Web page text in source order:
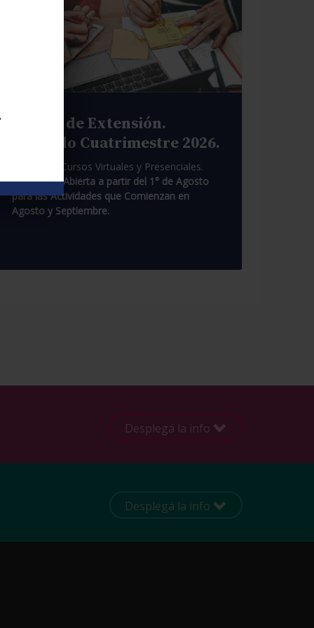
Cursos de Extensión.
Segundo Cuatrimestre 2026.
Pasantías. Cursos Virtuales y Presenciales.
Inscripción Abierta a partir del 1° de Agosto
para las Actividades que Comienzan en
Agosto y Septiembre.
Desplegá la info
Desplegá la info